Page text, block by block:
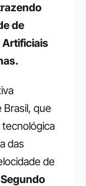
de
Artificiais
Brasil, que
das
de
Segundo